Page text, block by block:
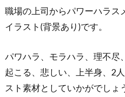
職場の上司からパワーハラス
イラスト(背景あり)です。
パワハラ、モラハラ、理不尽
起こる、悲しい、上半身、2
スト素材としていかがでしょ